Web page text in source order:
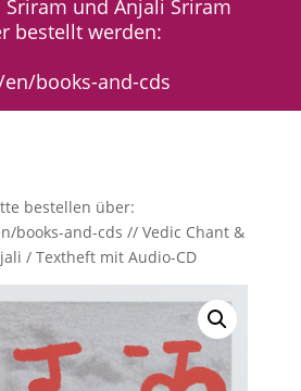
Sriram und Anjali Sriram
bestellt werden:
books-and-cds
bestellen über:
books-and-cds // Vedic Chant &
/ Textheft mit Audio-CD